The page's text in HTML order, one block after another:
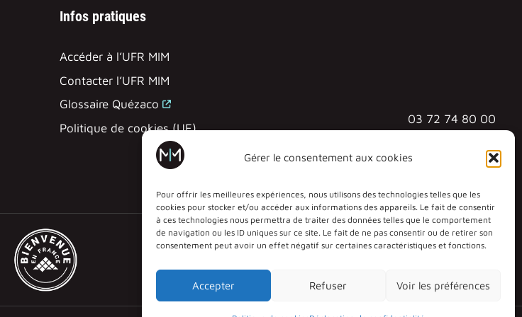
Gérer le consentement aux cookies
Pour offrir les meilleures expériences, nous utilisons des technologies telles que les
cookies pour stocker et/ou accéder aux informations des appareils. Le fait de consentir
à ces technologies nous permettra de traiter des données telles que le comportement
de navigation ou les ID uniques sur ce site. Le fait de ne pas consentir ou de retirer son
consentement peut avoir un effet négatif sur certaines caractéristiques et fonctions.
Accepter Refuser Voir les préférences
Infos pratiques
Accéder à l’UFR MIM
Contacter l’UFR MIM
Glossaire Quézaco
Politique de cookies (UE)
03 72 74 80 00
3 rue Augustin Fresnel